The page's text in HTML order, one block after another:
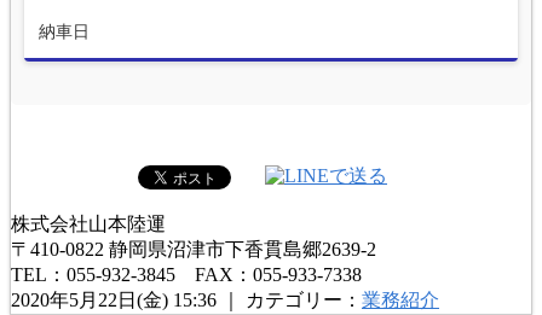
納車日
株式会社山本陸運
〒410-0822 静岡県沼津市下香貫島郷2639-2
TEL：055-932-3845 FAX：055-933-7338
2020年5月22日(金) 15:36 ｜ カテゴリー： 業務紹介